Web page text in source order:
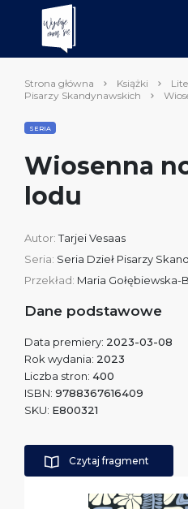
Strona główna Książki
Pisarzy Skandynawskich
SERIA
Wiosenna
lodu
Autor:Tarjei Vesaas
Seria: Seria Dzieł Pisarzy
Przekład: Maria Gołębiewska-
Dane podstawowe
Data premiery: 2023-03-08
Rok wydania: 2023
Liczba stron: 400
ISBN: 9788367616409
SKU: E800321
Czytaj fragment